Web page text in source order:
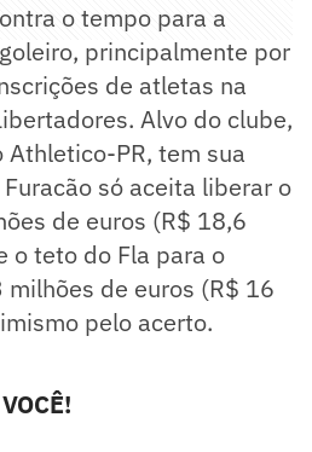
o tempo para a
principalmente por
de atletas na
Alvo do clube,
Athletico-PR, tem sua
só aceita liberar o
de euros (R$ 18,6
o teto do Fla para o
de euros (R$ 16
pelo acerto.